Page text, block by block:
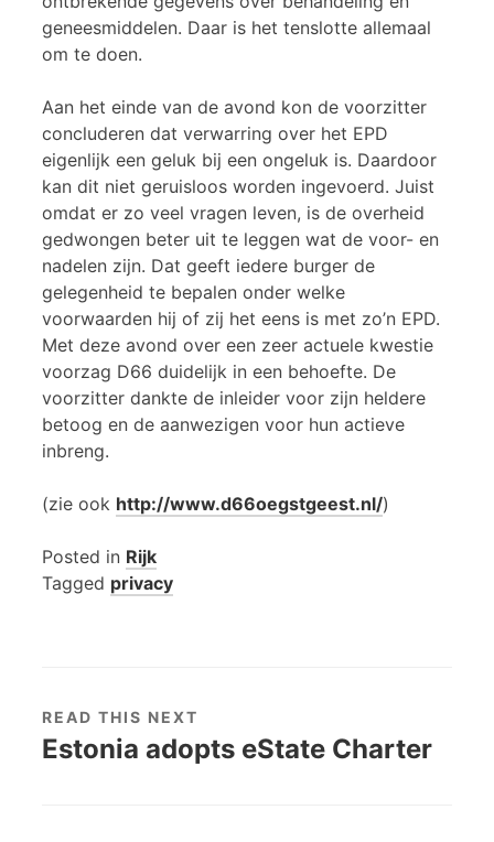
geneesmiddelen. Daar is het tenslotte allemaal
om te doen.
Aan het einde van de avond kon de voorzitter
concluderen dat verwarring over het EPD
eigenlijk een geluk bij een ongeluk is. Daardoor
kan dit niet geruisloos worden ingevoerd. Juist
omdat er zo veel vragen leven, is de overheid
gedwongen beter uit te leggen wat de voor- en
nadelen zijn. Dat geeft iedere burger de
gelegenheid te bepalen onder welke
voorwaarden hij of zij het eens is met zo’n EPD.
Met deze avond over een zeer actuele kwestie
voorzag D66 duidelijk in een behoefte. De
voorzitter dankte de inleider voor zijn heldere
betoog en de aanwezigen voor hun actieve
inbreng.
(zie ook http://www.d66oegstgeest.nl/)
Posted in Rijk
Tagged privacy
READ THIS NEXT
Estonia adopts eState Charter